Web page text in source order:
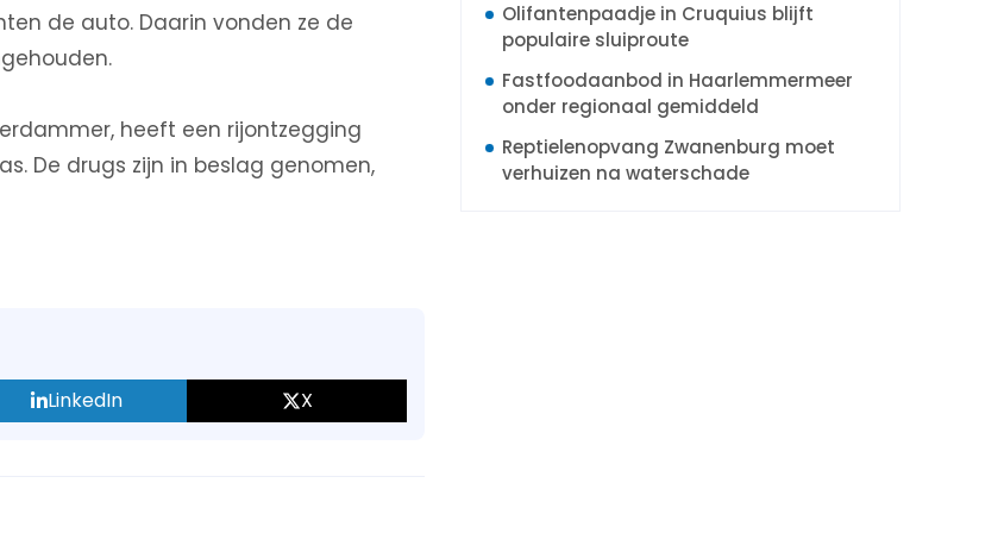
de auto. Daarin vonden ze de
heeft een rijontzegging
De drugs zijn in beslag genomen,
LinkedIn X
Olifantenpaadje in Cruquius blijft
populaire sluiproute
Fastfoodaanbod in Haarlemmermeer
onder regionaal gemiddeld
Reptielenopvang Zwanenburg moet
verhuizen na waterschade